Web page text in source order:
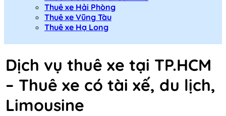
Thuê xe Hải Phòng
Thuê xe Vũng Tàu
Thuê xe Hạ Long
Dịch vụ thuê xe tại TP.HCM
– Thuê xe có tài xế, du lịch,
Limousine